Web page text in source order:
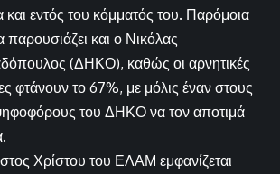
και εντός του κόμματός του. Παρόμοια
παρουσιάζει και ο Νικόλας
(ΔΗΚΟ), καθώς οι αρνητικές
φτάνουν το 67%, με μόλις έναν στους
του ΔΗΚΟ να τον αποτιμά
Χρίστου του ΕΛΑΜ εμφανίζεται